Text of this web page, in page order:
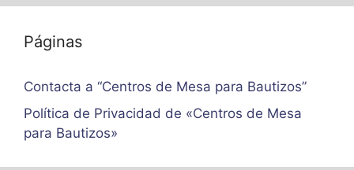
Páginas
Contacta a “Centros de Mesa para Bautizos”
Política de Privacidad de «Centros de Mesa
para Bautizos»